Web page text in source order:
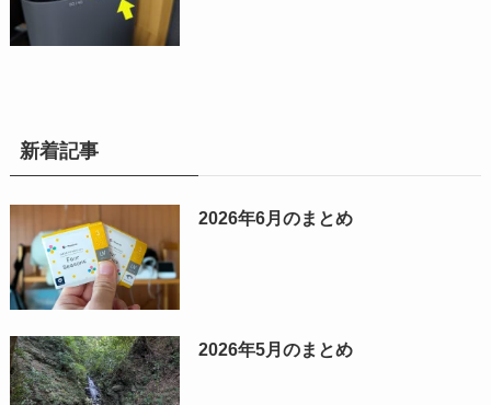
新着記事
2026年6月のまとめ
2026年5月のまとめ